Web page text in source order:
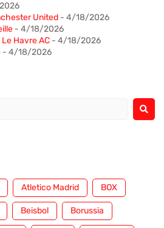
United - 4/18/2026
- 4/18/2026
Havre AC - 4/18/2026
- 4/18/2026
Atletico Madrid BOX
Beisbol Borussia